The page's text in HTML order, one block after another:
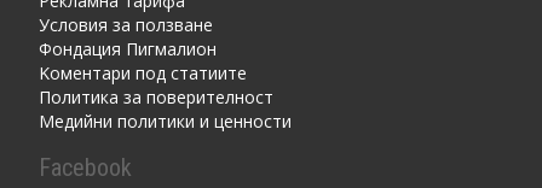
Условия за ползване
Фондация Пигмалион
Kоментaри под статиите
Политика за поверителност
Медийни политики и ценности
Facebook